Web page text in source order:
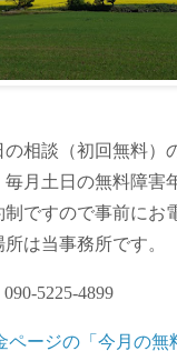
の相談（初回無料）
月土日の無料障害
ですので事前にお
所は当事務所です。
4899
ページの「今月の無